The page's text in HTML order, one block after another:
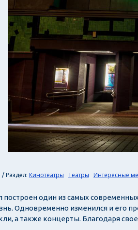
/ Раздел: Кинотеатры Театры Интересные
построен один из самых
Одновременно изменился и его
а также концерты. Благодаря